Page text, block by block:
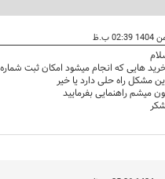
هایی که انجام میشود امکان ثبت
این مشکل راه حلی دارد یا خیر
میشم راهنمایی بفرمایید